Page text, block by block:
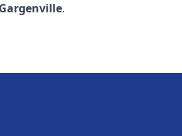
Gargenville.